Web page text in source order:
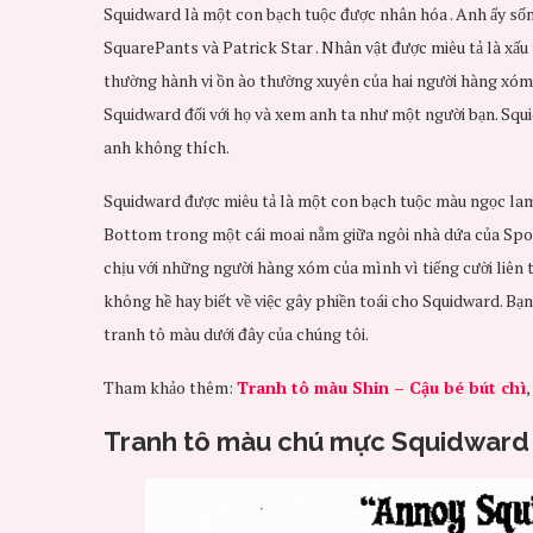
Squidward là một con bạch tuộc được nhân hóa . Anh ấy
SquarePants và Patrick Star . Nhân vật được miêu tả là
thường hành vi ồn ào thường xuyên của hai người hàng
Squidward đối với họ và xem anh ta như một người bạn.
anh không thích.
Squidward được miêu tả là một con bạch tuộc màu ngọc
Bottom trong một cái moai nằm giữa ngôi nhà dứa của
chịu với những người hàng xóm của mình vì tiếng cười liên
không hề hay biết về việc gây phiền toái cho Squidward.
tranh tô màu dưới đây của chúng tôi.
Tham khảo thêm: Tranh tô màu Shin – Cậu bé bút chì,
Tranh tô màu chú mực Squidward